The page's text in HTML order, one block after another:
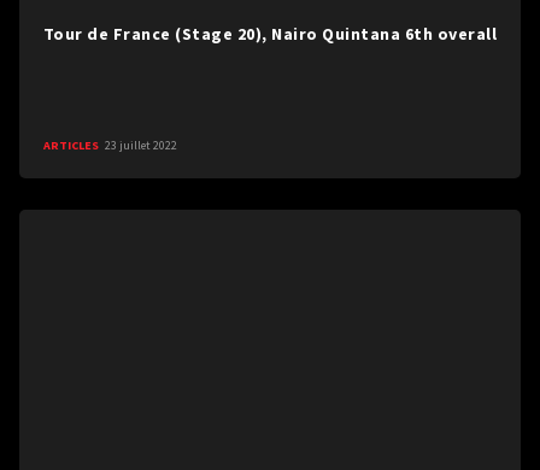
Tour de France (Stage 20), Nairo Quintana 6th overall
ARTICLES 23 juillet 2022